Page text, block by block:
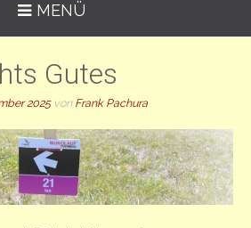
MENÜ
Gutes
2025von Frank Pachura